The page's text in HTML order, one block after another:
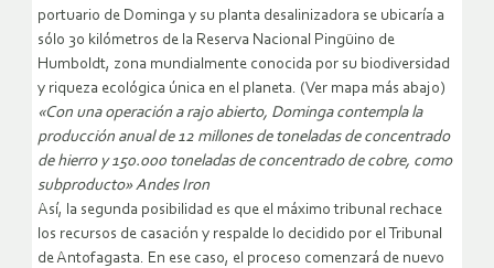
portuario de Dominga y su planta desalinizadora se ubicaría a
sólo 30 kilómetros de la Reserva Nacional Pingüino de
Humboldt, zona mundialmente conocida por su biodiversidad
y riqueza ecológica única en el planeta. (Ver mapa más abajo)
«Con una operación a rajo abierto, Dominga contempla la
producción anual de 12 millones de toneladas de concentrado
de hierro y 150.000 toneladas de concentrado de cobre, como
subproducto» Andes Iron
Así, la segunda posibilidad es que el máximo tribunal rechace
los recursos de casación y respalde lo decidido por el Tribunal
de Antofagasta. En ese caso, el proceso comenzará de nuevo